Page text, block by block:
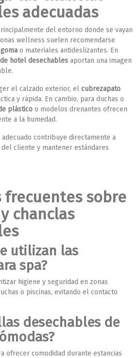
adecuadas
del entorno donde se vayan
wellness suelen recomendarse
o materiales antideslizantes. En
hotel desechables aportan una imagen
el calzado exterior, el cubrezapato
y rápida. En cambio, para duchas o
plástico o modelos drenantes ofrecen
a la humedad.
contribuye directamente a
cliente y mantener estándares
frecuentes sobre
chanclas
utilizan las
spa?
higiene y seguridad en zonas
o piscinas, evitando el contacto
desechables de
ofrecer comodidad durante estancias